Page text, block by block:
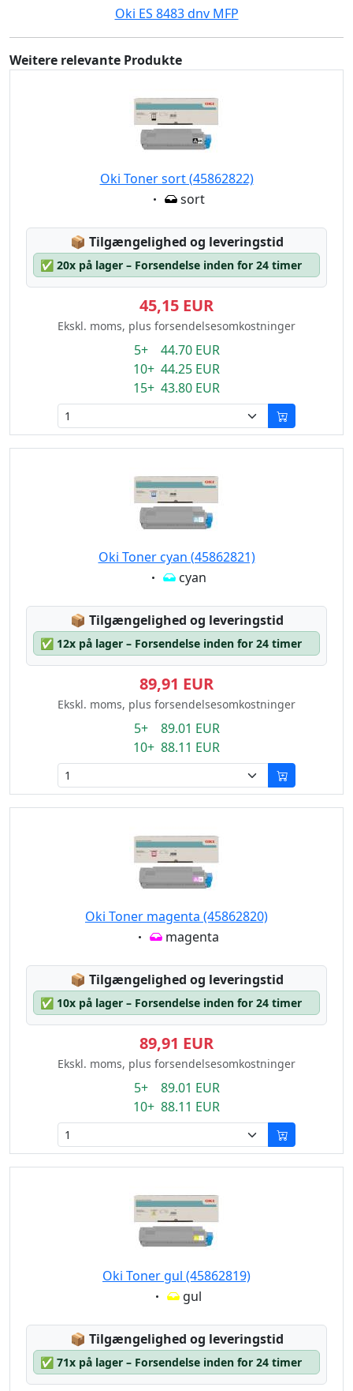
Oki ES 8483 dnv MFP
Weitere relevante Produkte
Oki Toner sort (45862822)
Eigenschaft:
sort
📦 Lagerstatus:
Tilgængelighed og leveringstid
✅ 20x på lager – Forsendelse inden for 24 timer
45,15 EUR
Ekskl. moms, plus forsendelsesomkostninger
5+ 44.70 EUR
10+ 44.25 EUR
15+ 43.80 EUR
Oki Toner cyan (45862821)
Eigenschaft:
cyan
📦 Lagerstatus:
Tilgængelighed og leveringstid
✅ 12x på lager – Forsendelse inden for 24 timer
89,91 EUR
Ekskl. moms, plus forsendelsesomkostninger
5+ 89.01 EUR
10+ 88.11 EUR
Oki Toner magenta (45862820)
Eigenschaft:
magenta
📦 Lagerstatus:
Tilgængelighed og leveringstid
✅ 10x på lager – Forsendelse inden for 24 timer
89,91 EUR
Ekskl. moms, plus forsendelsesomkostninger
5+ 89.01 EUR
10+ 88.11 EUR
Oki Toner gul (45862819)
Eigenschaft:
gul
📦 Lagerstatus:
Tilgængelighed og leveringstid
✅ 71x på lager – Forsendelse inden for 24 timer